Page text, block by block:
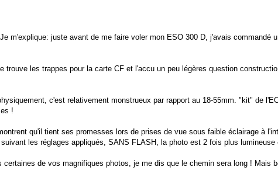
m'explique: juste avant de me faire voler mon ESO 300 D, j'avais
les trappes pour la carte CF et l'accu un peu légères question
c'est relativement monstrueux par rapport au 18-55mm. "kit" de
!
qu'il tient ses promesses lors de prises de vue sous faible éclairage à
les réglages appliqués, SANS FLASH, la photo est 2 fois plus
de vos magnifiques photos, je me dis que le chemin sera long ! Mais